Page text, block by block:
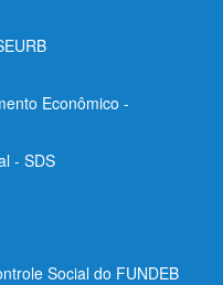
Econômico -
- SDS
Social do FUNDEB